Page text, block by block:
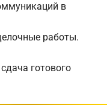
в
работы.
готового